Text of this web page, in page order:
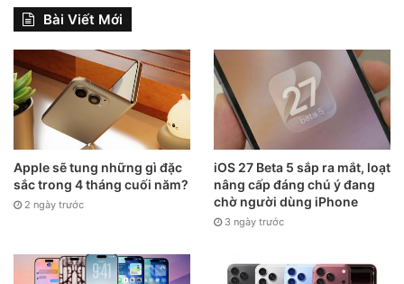
iPhone. Ở dưới thanh công cụ hãy chọn phần hình vuông
có mũi tên. Kế tiếp là chọn vào hình tam giác có đường kẻ ở
giữa để tùy chọn kéo dài ảnh.
Lúc này hãy tùy chỉnh kéo thông số trên màn hình để phù
hợp với chiều dài mà bạn muốn hack.
Bài Viết Mới
Apple sẽ tung những gì đặc
sắc trong 4 tháng cuối năm?
2 ngày trước
iOS 27 Beta 5 sắp ra mắt, loạt
nâng cấp đáng chú ý đang
chờ người dùng iPhone
3 ngày trước